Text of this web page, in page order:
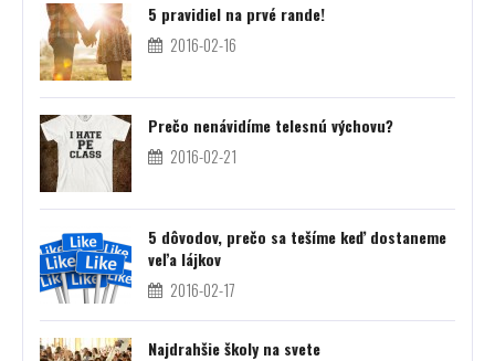
5 pravidiel na prvé rande!
2016-02-16
Prečo nenávidíme telesnú výchovu?
2016-02-21
5 dôvodov, prečo sa tešíme keď dostaneme
veľa lájkov
2016-02-17
Najdrahšie školy na svete